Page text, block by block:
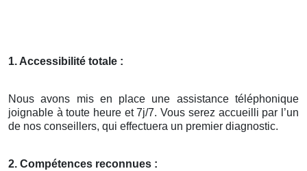
1. Accessibilité totale :
Nous avons mis en place une assistance téléphonique
joignable à toute heure et 7j/7. Vous serez accueilli par l’un
de nos conseillers, qui effectuera un premier diagnostic.
2. Compétences reconnues :